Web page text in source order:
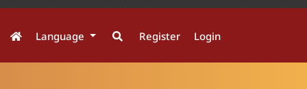
Language Register Login